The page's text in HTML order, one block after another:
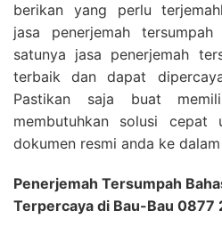
berikan yang perlu
jasa penerjemah
satunya jasa penerjemah
terbaik dan dapat
Pastikan saja buat
membutuhkan solusi cepat
dokumen resmi anda ke
Penerjemah Tersumpah
Terpercaya di Bau-Bau